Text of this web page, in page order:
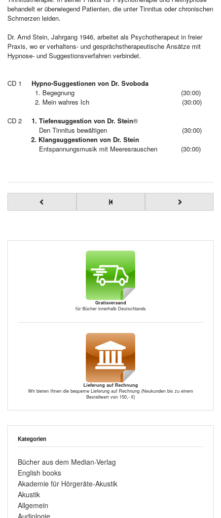
behandelt er überwiegend Patienten, die unter Tinnitus oder chronischen
Schmerzen leiden.
Dr. Arnd Stein, Jahrgang 1946, arbeitet als Psychotherapeut in freier
Praxis, wo er verhaltens- und gesprächstherapeutische Ansätze mit
Hypnose- und Suggestionsverfahren verbindet.
CD 1 Hypno-Suggestionen von Dr. Svoboda
1. Begegnung (30:00)
2. Mein wahres Ich (30:00)
CD 2 1. Tiefensuggestion von Dr. Stein®
Den Tinnitus bewältigen (30:00)
2. Klangsuggestionen von Dr. Stein
Entspannungsmusik mit Meeresrauschen (30:00)
Gratisversand
für Bücher innerhalb Deutschlands
Lieferung auf Rechnung
Wir bieten Ihnen die bequeme Lieferung auf Rechnung (Neukunden bis zu einem
Bestellwert von 150,- €)
Kategorien
Bücher aus dem Median-Verlag
English books
Akademie für Hörgeräte-Akustik
Akustik
Allgemein